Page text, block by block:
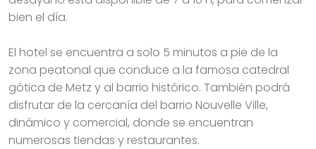
bien el día.
El hotel se encuentra a solo 5 minutos a pie de la
zona peatonal que conduce a la famosa catedral
gótica de Metz y al barrio histórico. También podrá
disfrutar de la cercanía del barrio Nouvelle Ville,
dinámico y comercial, donde se encuentran
numerosas tiendas y restaurantes.